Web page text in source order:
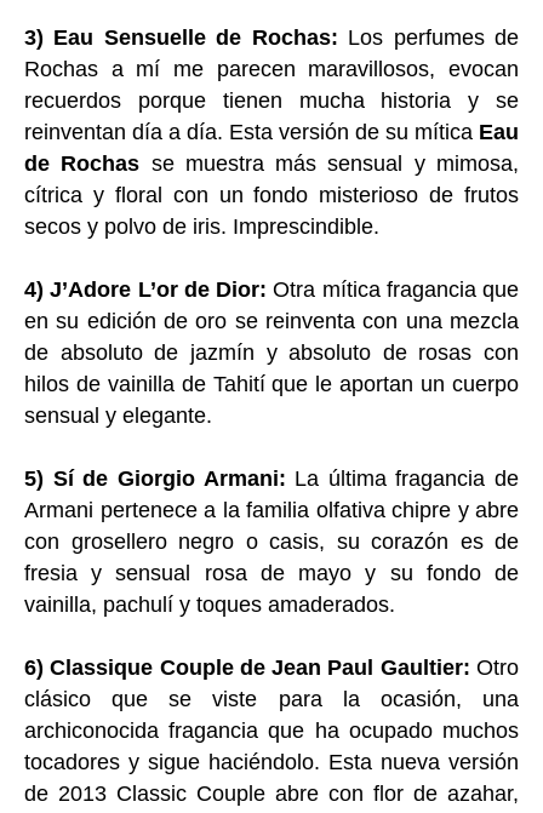
3) Eau Sensuelle de Rochas: Los perfumes de
Rochas a mí me parecen maravillosos, evocan
recuerdos porque tienen mucha historia y se
reinventan día a día. Esta versión de su mítica Eau
de Rochas se muestra más sensual y mimosa,
cítrica y floral con un fondo misterioso de frutos
secos y polvo de iris. Imprescindible.
4) J’Adore L’or de Dior: Otra mítica fragancia que
en su edición de oro se reinventa con una mezcla
de absoluto de jazmín y absoluto de rosas con
hilos de vainilla de Tahití que le aportan un cuerpo
sensual y elegante.
5) Sí de Giorgio Armani: La última fragancia de
Armani pertenece a la familia olfativa chipre y abre
con grosellero negro o casis, su corazón es de
fresia y sensual rosa de mayo y su fondo de
vainilla, pachulí y toques amaderados.
6) Classique Couple de Jean Paul Gaultier: Otro
clásico que se viste para la ocasión, una
archiconocida fragancia que ha ocupado muchos
tocadores y sigue haciéndolo. Esta nueva versión
de 2013 Classic Couple abre con flor de azahar,